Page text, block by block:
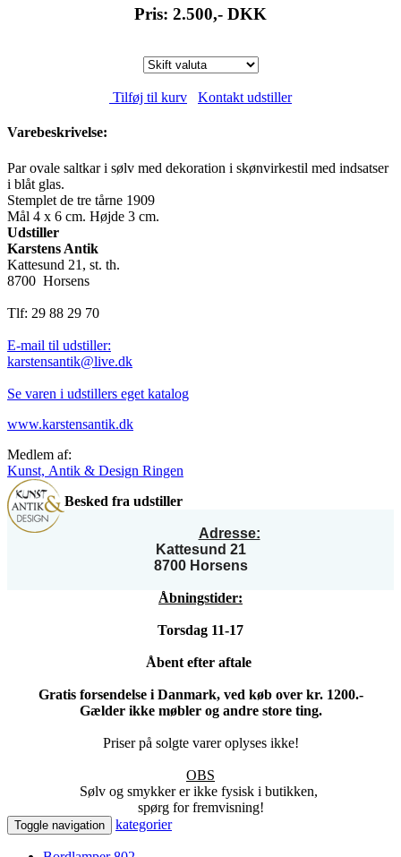
Pris: 2.500,- DKK
Tilføj til kurv Kontakt udstiller
Varebeskrivelse:
Par ovale saltkar i sølv med dekoration i skønvirkestil med indsatser
i blåt glas.
Stemplet de tre tårne 1909
Mål 4 x 6 cm. Højde 3 cm.
Udstiller
Karstens Antik
Kattesund 21, st. th.
8700 Horsens
Tlf: 29 88 29 70
E-mail til udstiller:
karstensantik@live.dk
Se varen i udstillers eget katalog
www.karstensantik.dk
Medlem af:
Kunst, Antik & Design Ringen
Besked fra udstiller
Adresse:
Kattesund 21
8700 Horsens
Åbningstider:
Torsdag 11-17
Åbent efter aftale
Gratis forsendelse i Danmark, ved køb over kr. 1200.-
Gælder ikke møbler og andre store ting.
Priser på solgte varer oplyses ikke!
OBS
Sølv og smykker er ikke fysisk i butikken,
spørg for fremvisning!
Toggle navigation kategorier